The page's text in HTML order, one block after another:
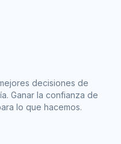
decisiones de
Ganar la confianza de
lo que hacemos.